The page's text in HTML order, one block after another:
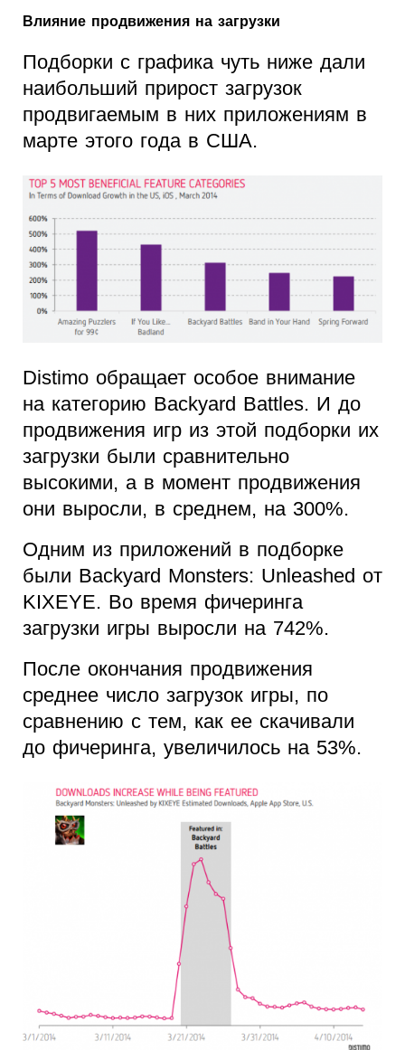
Влияние продвижения на загрузки
Подборки с графика чуть ниже дали
наибольший прирост загрузок
продвигаемым в них приложениям в
марте этого года в США.
Distimo обращает особое внимание
на категорию Backyard Battles. И до
продвижения игр из этой подборки их
загрузки были сравнительно
высокими, а в момент продвижения
они выросли, в среднем, на 300%.
Одним из приложений в подборке
были Backyard Monsters: Unleashed от
KIXEYE. Во время фичеринга
загрузки игры выросли на 742%.
После окончания продвижения
среднее число загрузок игры, по
сравнению с тем, как ее скачивали
до фичеринга, увеличилось на 53%.